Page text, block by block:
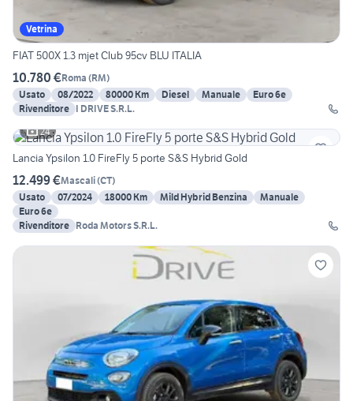
Vetrina
FIAT 500X 1.3 mjet Club 95cv BLU ITALIA
10.780 €Roma (RM)
Usato
08/2022 80000 Km Diesel Manuale
Euro 6e
Rivenditore I DRIVE S.R.L.
24
Lancia Ypsilon 1.0 FireFly 5 porte S&S Hybrid Gold
12.499 €Mascali(CT)
Usato
07/2024 18000 Km Mild Hybrid Benzina
Manuale
Euro 6e
Rivenditore Roda Motors S.R.L.